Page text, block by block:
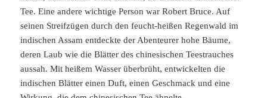
Tee. Eine andere wichtige Person war Robert Bruce. Auf
seinen Streifzügen durch den feucht-heißen Regenwald im
indischen Assam entdeckte der Abenteurer hohe Bäume,
deren Laub wie die Blätter des chinesischen Teestrauches
aussah. Mit heißem Wasser überbrüht, entwickelten die
indischen Blätter einen Duft, einen Geschmack und eine